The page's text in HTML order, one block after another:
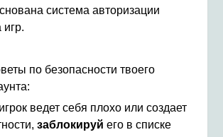
система авторизации
по безопасности твоего
ведет себя плохо или создает
заблокируй его в списке